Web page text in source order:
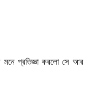
প্রতিজ্ঞা করলো সে আর